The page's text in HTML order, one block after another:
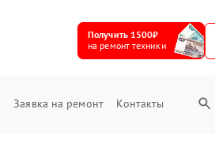
Получить 1500₽
на ремонт техники
Заявка на ремонт Контакты